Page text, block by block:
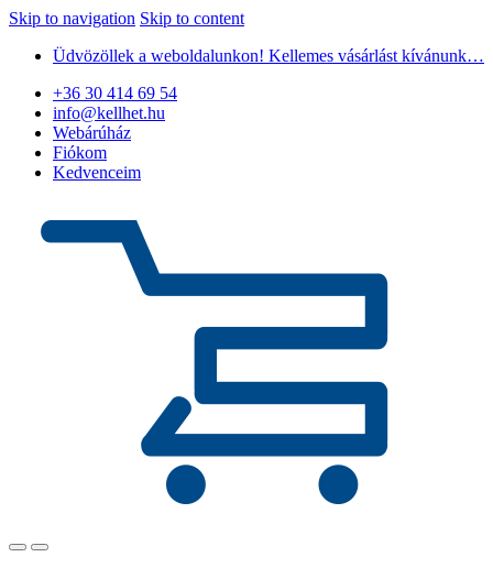
Skip to navigation Skip to content
Üdvözöllek a weboldalunkon! Kellemes vásárlást kívánunk…
+36 30 414 69 54
info@kellhet.hu
Webárúház
Fiókom
Kedvenceim